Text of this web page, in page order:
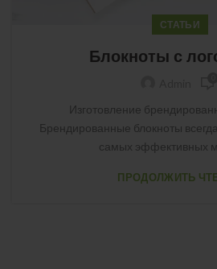
СТАТЬИ
Блокноты с
Изготовление
Брендированные блокноты
самых эффективных
ПРОДОЛЖИТЬ